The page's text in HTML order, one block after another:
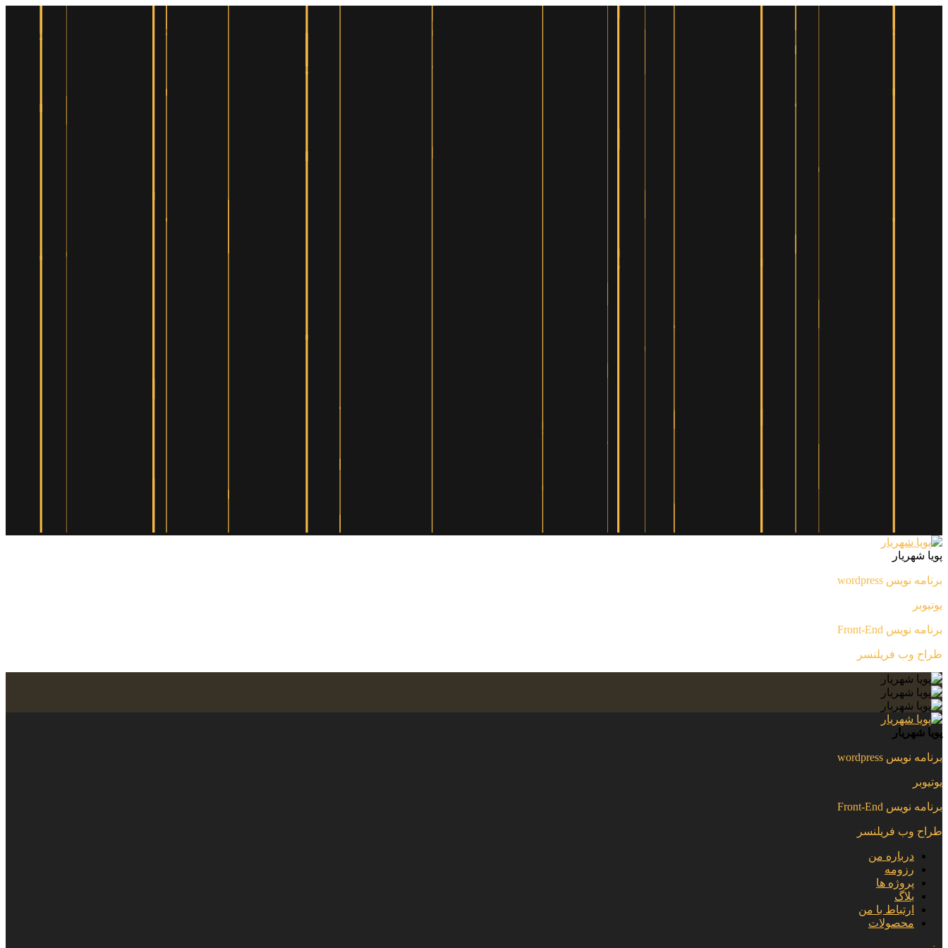
پویا شهریار
برنامه نویس wordpress
یوتیوبر
برنامه نویس Front-End
طراح وب فریلنسر
پویا شهریار
برنامه نویس wordpress
یوتیوبر
برنامه نویس Front-End
طراح وب فریلنسر
درباره من
رزومه
پروژه ها
بلاگ
ارتباط با من
محصولات